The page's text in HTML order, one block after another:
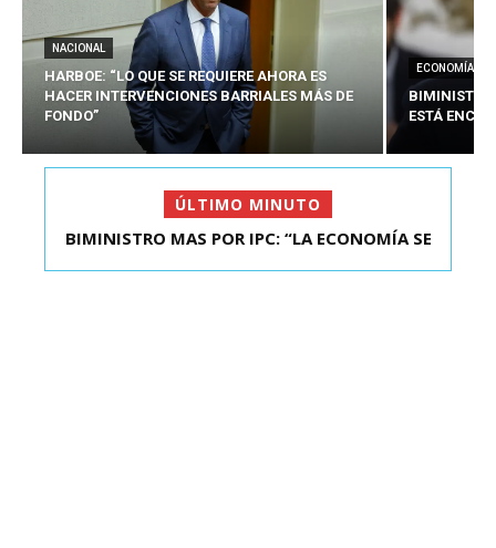
NACIONAL
HARBOE: “LO QUE SE REQUIERE AHORA ES
HACER INTERVENCIONES BARRIALES MÁS DE
FONDO”
ECONOMÍA
BIMINISTRO
ESTÁ
ÚLTIMO MINUTO
KAST SE REUNIÓ CON EL PRESIDENTE ELECTO DE
BIMINISTRO MAS POR IPC: “LA ECONOMÍA SE